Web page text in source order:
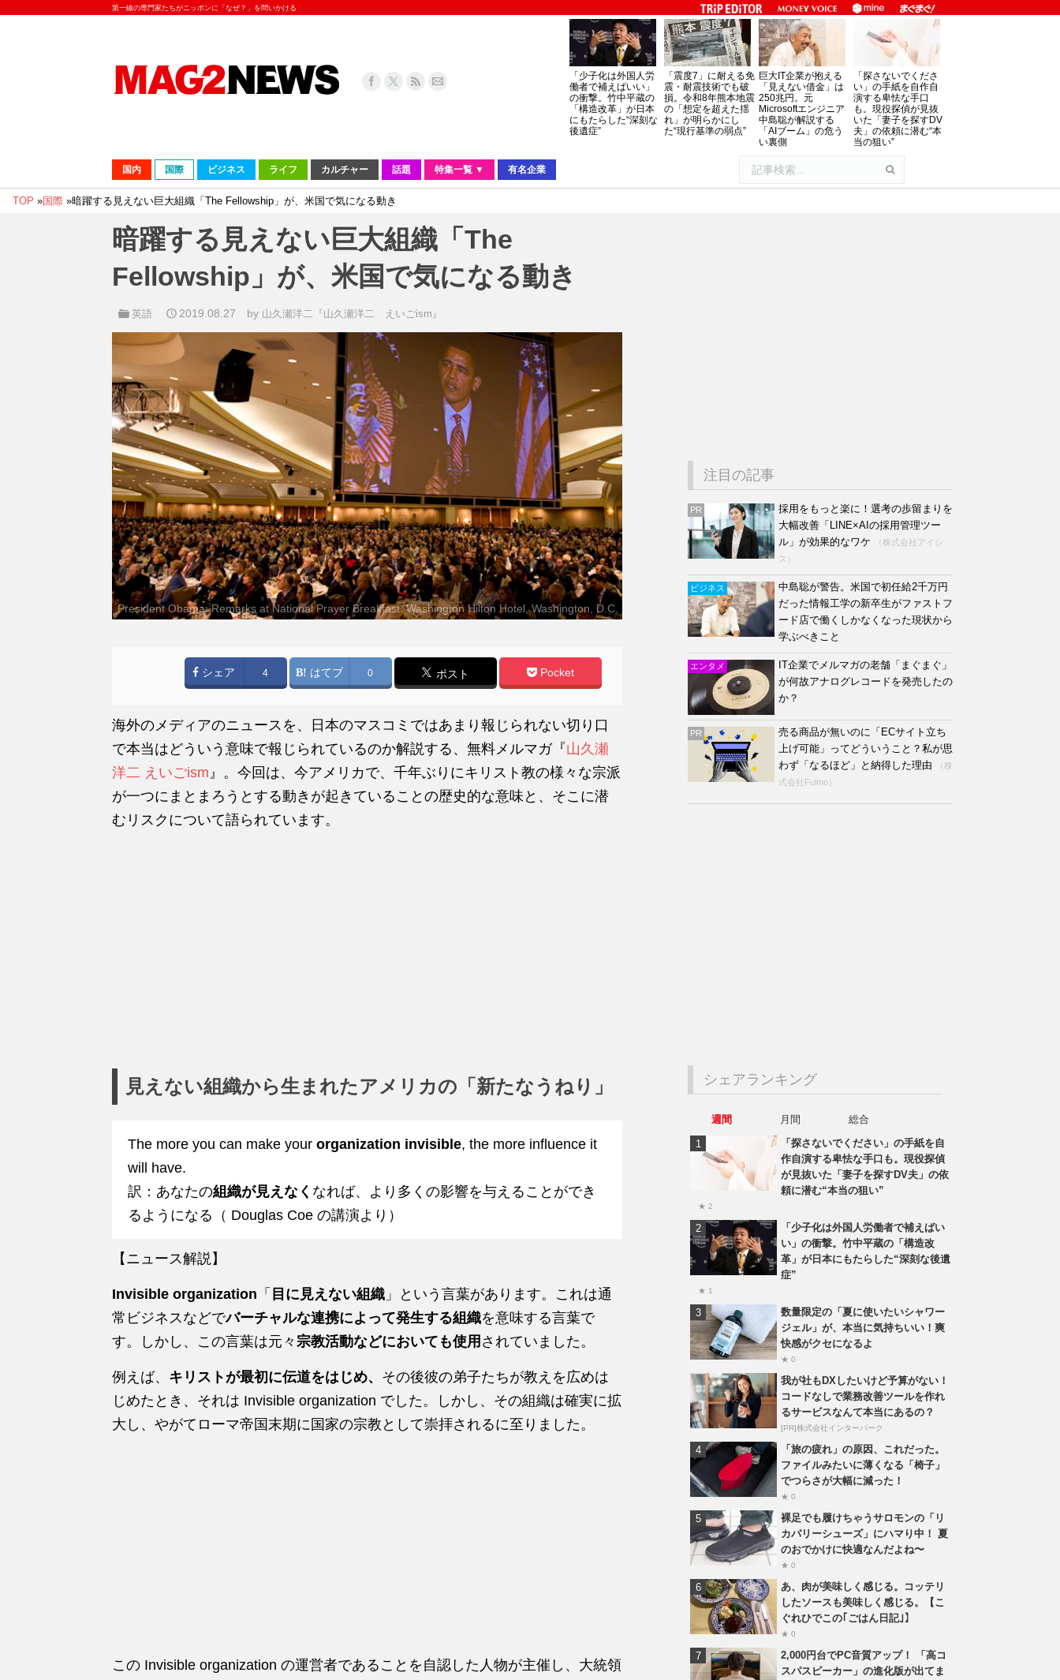
第一線の専門家たちがニッポンに「なぜ？」を問いかける
「少子化は外国人労
働者で補えばいい」
の衝撃。竹中平蔵の
「構造改革」が日本
にもたらした“深刻な
後遺症”
「震度7」に耐える免
震・耐震技術でも破
損。令和8年熊本地震
の「想定を超えた揺
れ」が明らかにし
た“現行基準の弱点”
巨大IT企業が抱える
「見えない借金」は
250兆円。元
Microsoftエンジニア
中島聡が解説する
「AIブーム」の危う
い裏側
「探さないでくださ
い」の手紙を自作自
演する卑怯な手口
も。現役探偵が見抜
いた「妻子を探すDV
夫」の依頼に潜む“本
当の狙い”
国内 国際 ビジネス ライフ カルチャー 話題 特集一覧 ▼ 有名企業
TOP »国際 »暗躍する見えない巨大組織「The Fellowship」が、米国で気になる動き
暗躍する見えない巨大組織「The
Fellowship」が、米国で気になる動き
英語 2019.08.27 by 山久瀬洋二『山久瀬洋二 えいごism』
President Obama: Remarks at National Prayer Breakfast. Washington Hilton Hotel, Washington, D.C.
シェア 4 はてブ 0 ポスト Pocket
海外のメディアのニュースを、日本のマスコミではあまり報じられない切り口
で本当はどういう意味で報じられているのか解説する、無料メルマガ『山久瀬
洋二 えいごism』。今回は、今アメリカで、千年ぶりにキリスト教の様々な宗派
が一つにまとまろうとする動きが起きていることの歴史的な意味と、そこに潜
むリスクについて語られています。
見えない組織から生まれたアメリカの「新たなうねり」
The more you can make your organization invisible, the more influence it
will have.
訳：あなたの組織が見えなく なれば、より多くの影響を与えることができ
るようになる（ Douglas Coe の講演より）
【ニュース解説】
Invisible organization 「 目に見えない組織 」という言葉があります。これは通
常ビジネスなどでバーチャルな連携によって発生する組織を意味する言葉で
す。しかし、この言葉は元々 宗教活動などにおいても使用 されていました。
例えば、 キリストが最初に伝道をはじめ、 その後彼の弟子たちが教えを広めは
じめたとき、それは Invisible organization でした。しかし、その組織は確実に拡
大し、やがてローマ帝国末期に国家の宗教として崇拝されるに至りました。
この Invisible organization の運営者であることを自認した人物が主催し、大統領
注目の記事
PR
採用をもっと楽に！選考の歩留まりを
大幅改善「LINE×AIの採用管理ツー
ル」が効果的なワケ
（株式会社アイシ
ス）
ビジネス
中島聡が警告。米国で初任給2千万円
だった情報工学の新卒生がファストフ
ード店で働くしかなくなった現状から
学ぶべきこと
エンタメ
IT企業でメルマガの老舗「まぐまぐ」
が何故アナログレコードを発売したの
か？
PR
売る商品が無いのに「ECサイト立ち
上げ可能」ってどういうこと？私が思
わず「なるほど」と納得した理由
（株
式会社Fulmo）
シェアランキング
週間 月間
総合
「探さないでください」の手紙を自
作自演する卑怯な手口も。現役探偵
が見抜いた「妻子を探すDV夫」の依
頼に潜む“本当の狙い”
★ 2
「少子化は外国人労働者で補えばい
い」の衝撃。竹中平蔵の「構造改
革」が日本にもたらした“深刻な後遺
症”
★ 1
数量限定の「夏に使いたいシャワー
ジェル」が、本当に気持ちいい！爽
快感がクセになるよ
★ 0
我が社もDXしたいけど予算がない！
コードなしで業務改善ツールを作れ
るサービスなんて本当にあるの？
[PR]株式会社インターパーク
「旅の疲れ」の原因、これだった。
ファイルみたいに薄くなる「椅子」
でつらさが大幅に減った！
★ 0
裸足でも履けちゃうサロモンの「リ
カバリーシューズ」にハマり中！ 夏
のおでかけに快適なんだよね〜
★ 0
あ、肉が美味しく感じる。コッテリ
したソースも美味しく感じる。【こ
ぐれひでこの｢ごはん日記｣】
★ 0
2,000円台でPC音質アップ！ 「高コ
スパスピーカー」の進化版が出てま